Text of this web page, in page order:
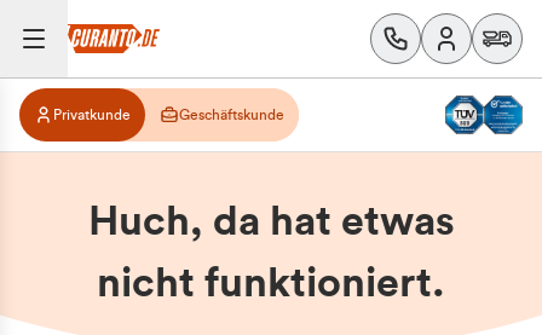
Privatkunde Geschäftskunde
Huch, da hat etwas
nicht funktioniert.